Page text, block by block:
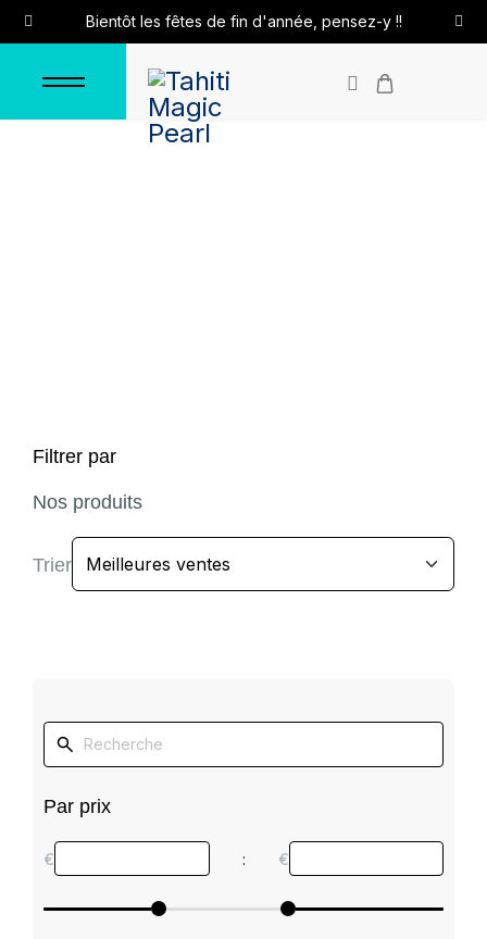
Bientôt les fêtes de fin d'année, pensez-y !!
Filtrer par
Nos produits
Trier
Par prix
€ : €